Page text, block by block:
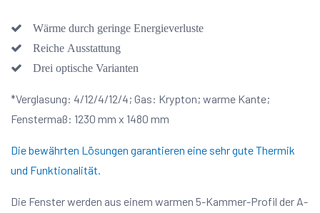
Wärme durch geringe Energieverluste
Reiche Ausstattung
Drei optische Varianten
*Verglasung: 4/12/4/12/4; Gas: Krypton; warme Kante;
Fenstermaß: 1230 mm x 1480 mm
Die bewährten Lösungen garantieren eine sehr gute Thermik
und Funktionalität.
Die Fenster werden aus einem warmen 5-Kammer-Profil der A-